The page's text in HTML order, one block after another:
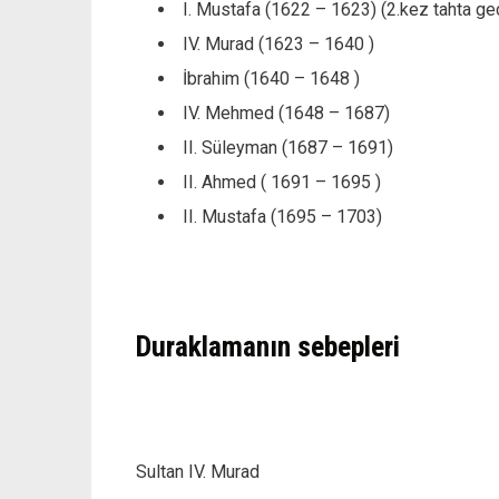
I. Mustafa (1622 – 1623) (2.kez tahta
IV. Murad (1623 – 1640 )
İbrahim (1640 – 1648 )
IV. Mehmed (1648 – 1687)
II. Süleyman (1687 – 1691)
II. Ahmed ( 1691 – 1695 )
II. Mustafa (1695 – 1703)
Duraklamanın sebepleri
Sultan IV. Murad